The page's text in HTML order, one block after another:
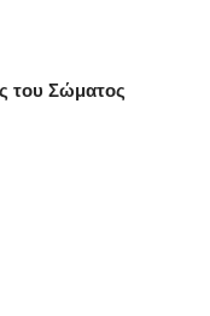
του Σώματος